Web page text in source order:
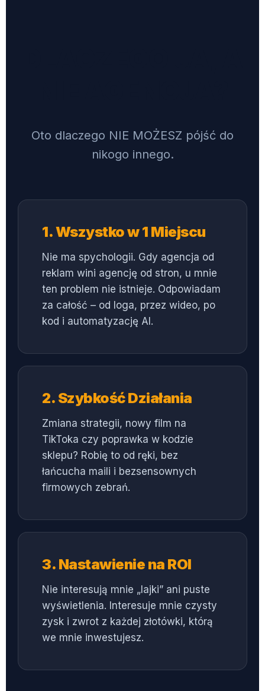
Oto dlaczego NIE MOŻESZ pójść do
nikogo innego.
1. Wszystko w 1 Miejscu
Nie ma spychologii. Gdy agencja od
reklam wini agencję od stron, u mnie
ten problem nie istnieje. Odpowiadam
za całość – od loga, przez wideo, po
kod i automatyzację AI.
2. Szybkość Działania
Zmiana strategii, nowy film na
TikToka czy poprawka w kodzie
sklepu? Robię to od ręki, bez
łańcucha maili i bezsensownych
firmowych zebrań.
3. Nastawienie na ROI
Nie interesują mnie „lajki” ani puste
wyświetlenia. Interesuje mnie czysty
zysk i zwrot z każdej złotówki, którą
we mnie inwestujesz.